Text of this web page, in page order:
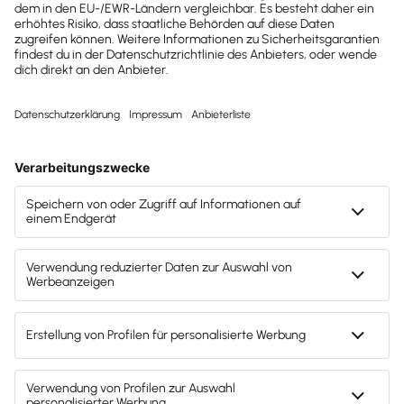
Blogsuche
Suchen
Kategorien
Beliebte Artikel
Google Gender Bias: Kann eine
Steuerberaterin mit diesem Begriff